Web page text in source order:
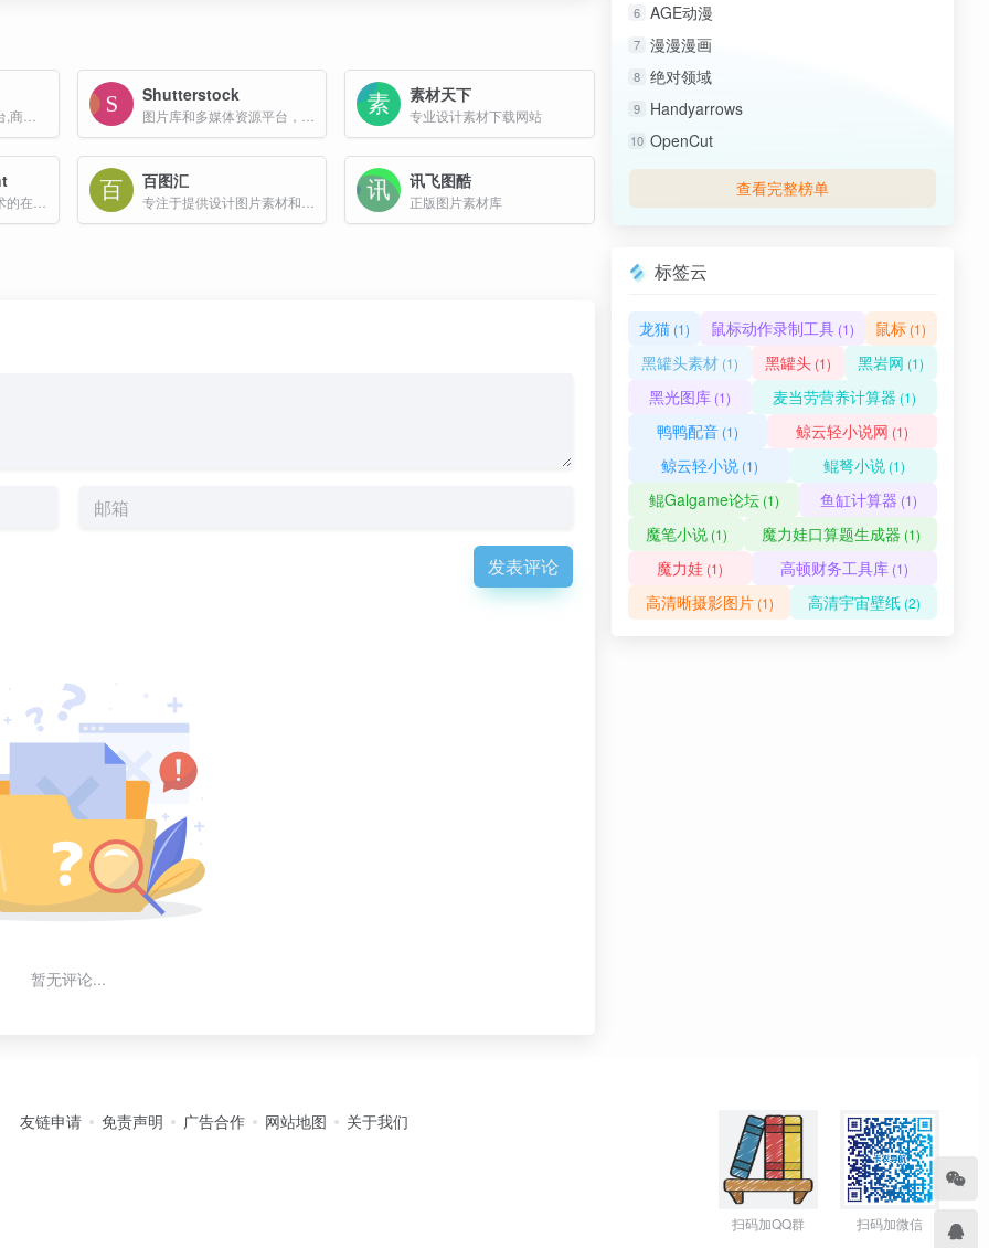
全球领先正版素材平台,商用无忧
Shutterstock 素材天下
专业设计素材下载网站
百图汇 讯飞图酷
正版图片素材库
发表评论
暂无评论...
6 AGE动漫
7 漫漫漫画
8 绝对领域
9 Handyarrows
10 OpenCut
查看完整榜单
标签云
龙猫(1) 鼠标动作录制工具(1) 鼠标 (1)
黑罐头素材 (1) 黑罐头 (1) 黑岩网 (1)
黑光图库 (1) 麦当劳营养计算器 (1)
鸭鸭配音 (1) 鲸云轻小说网 (1)
鲸云轻小说(1) 鲲弩小说(1)
鲲Galgame论坛(1) 鱼缸计算器 (1)
魔笔小说(1) 魔力娃口算题生成器 (1)
魔力娃 (1) 高顿财务工具库 (1)
高清晰摄影图片(1) 高清宇宙壁纸(2)
友链申请 免责声明 广告合作 网站地图 关于我们
扫码加QQ群 扫码加微信